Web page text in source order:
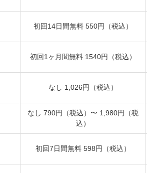
初回14日間無料 550円（税込）
初回1ヶ月間無料 1540円（税込）
なし 1,026円（税込）
なし 790円（税込）〜 1,980円（税
込）
初回7日間無料 598円（税込）